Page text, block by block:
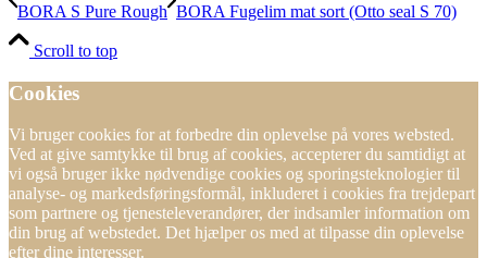
BORA S Pure Rough BORA Fugelim mat sort (Otto seal S 70)
Scroll to top
Cookies
Vi bruger cookies for at forbedre din oplevelse på vores websted.
Ved at give samtykke til brug af cookies, accepterer du samtidigt at
vi også bruger ikke nødvendige cookies og sporingsteknologier til
analyse- og markedsføringsformål, inkluderet i cookies fra trejdepart
som partnere og tjenesteleverandører, der indsamler information om
din brug af webstedet. Det hjælper os med at tilpasse din oplevelse
efter dine interesser.